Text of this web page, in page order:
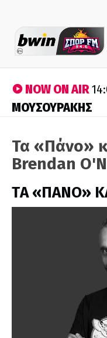
NOW ON AIR
ΜΟΥΣΟΥΡΑΚΗΣ
Τα «Πάνο»
Brendan
ΤA «ΠΑΝΟ»